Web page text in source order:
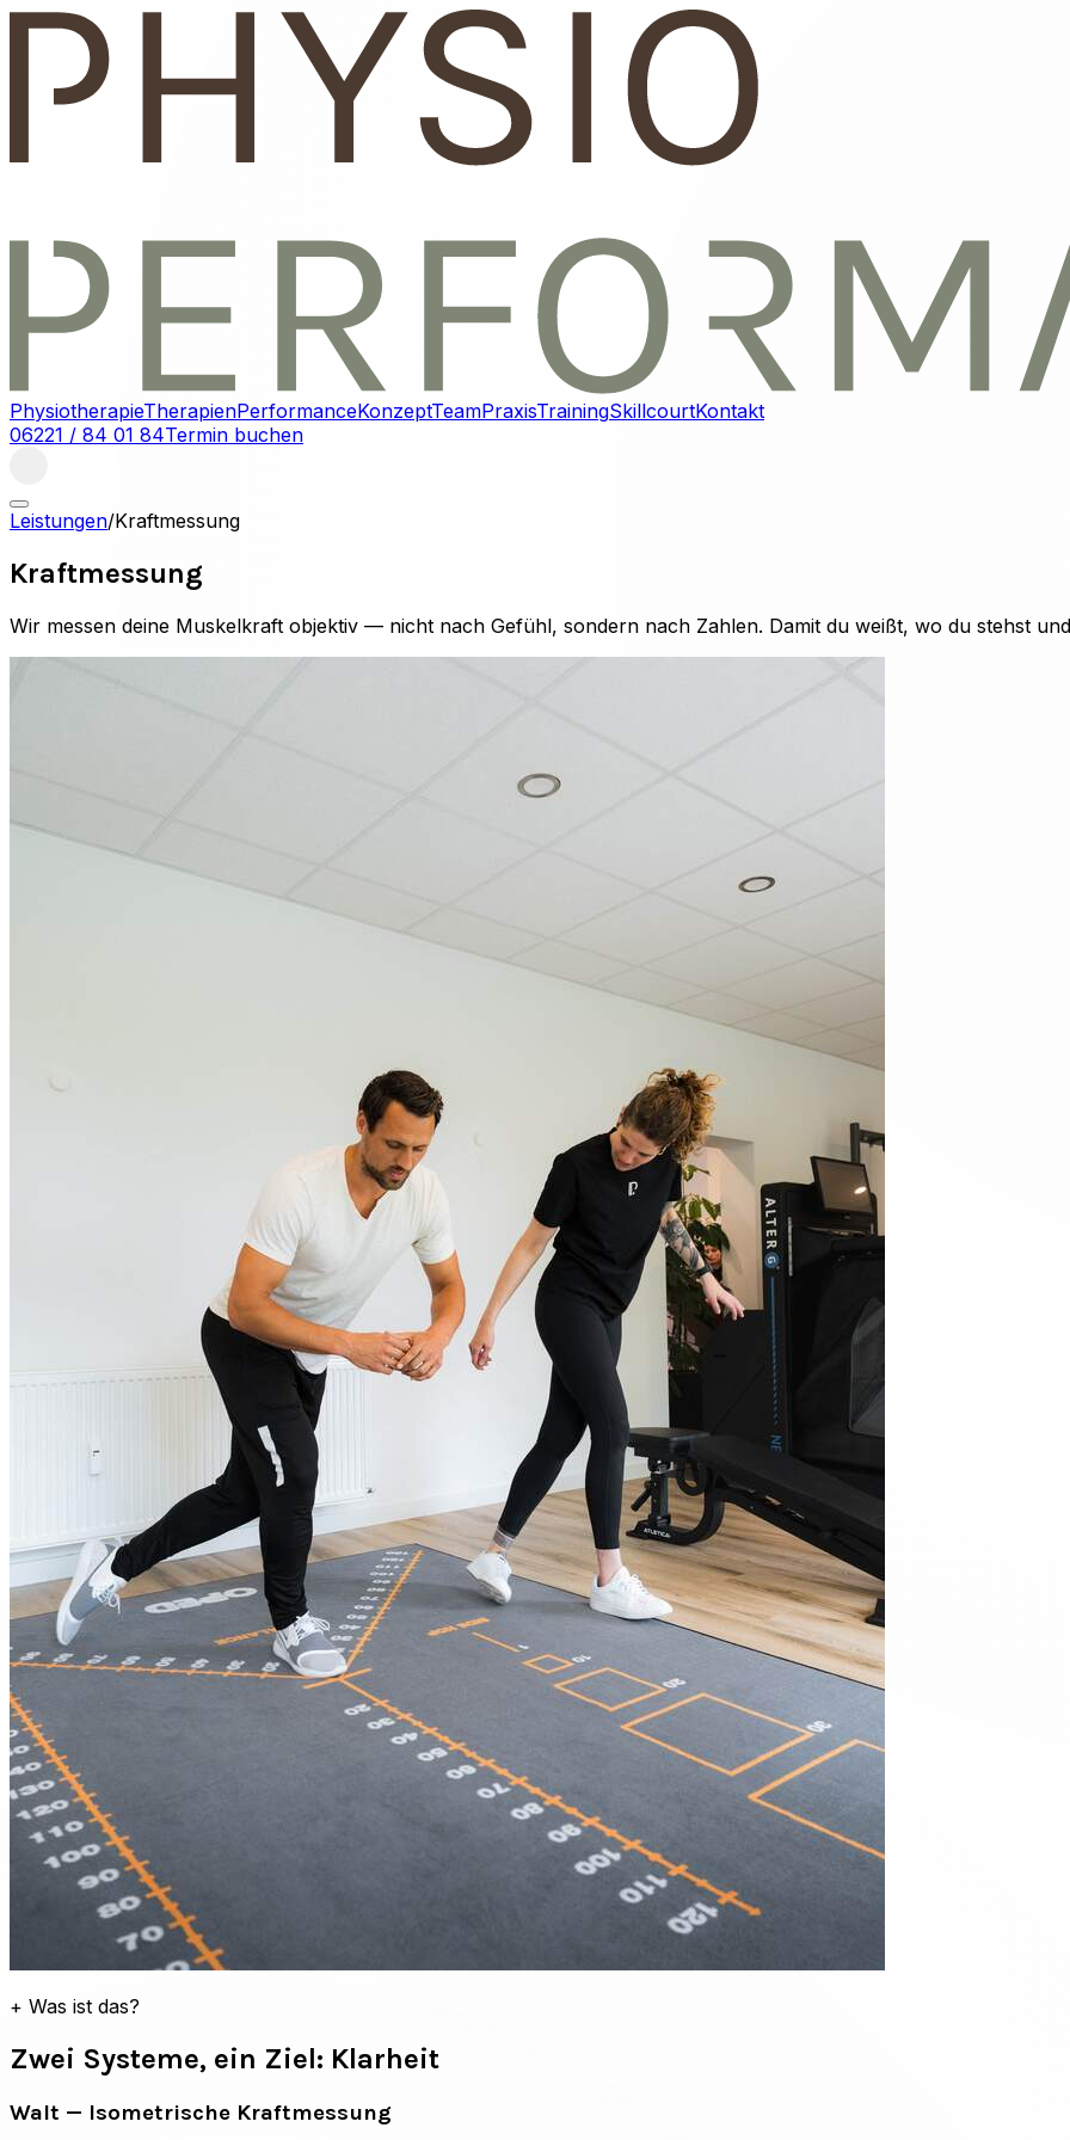
PhysiotherapieTherapienPerformanceKonzeptTeamPraxisTrainingSkillcourtKontakt
06221 / 84 01 84Termin buchen
Leistungen/Kraftmessung
Kraftmessung
Wir messen deine Muskelkraft objektiv — nicht nach Gefühl, sondern nach Zahlen. Damit du weißt, wo du stehst
+ Was ist das?
Zwei Systeme, ein Ziel: Klarheit
Walt — Isometrische Kraftmessung